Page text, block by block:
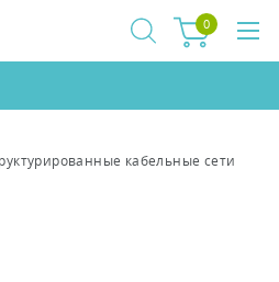
0
кабельные сети